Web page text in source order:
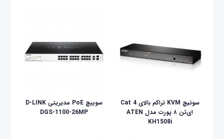
سوئیچ KVM تراکم بالای Cat 4
ای‌تن ۸ پورت مدل ATEN
KH1508i
سوییچ PoE مدیریتی D-LINK
DGS-1100-26MP